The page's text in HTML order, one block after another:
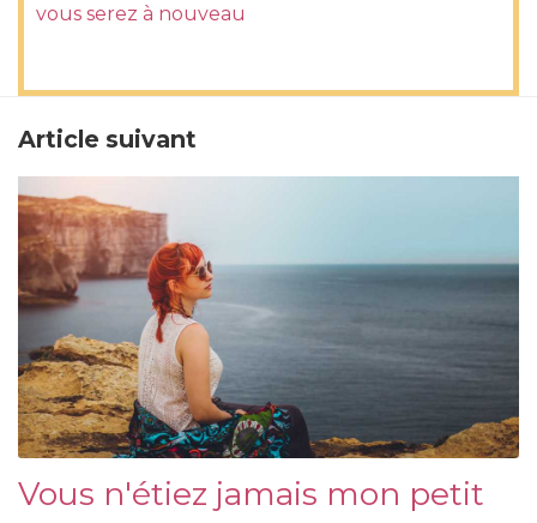
vous serez à nouveau
Article suivant
Vous n'étiez jamais mon petit